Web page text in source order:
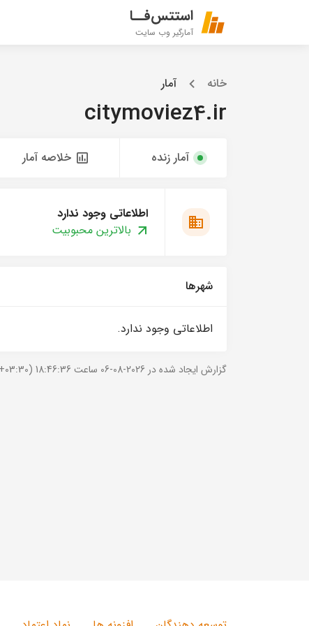
استتس‌فــا
آمارگیر وب سایت
خانه آمار
citymoviez4.ir
آمار زنده خلاصه آمار
اطلاعاتی وجود ندارد
بالاترین محبوبیت
شهرها
اطلاعاتی وجود ندارد.
گزارش ایجاد شده در 2026-08-06 ساعت 18:46:36 (UTC +03:30).